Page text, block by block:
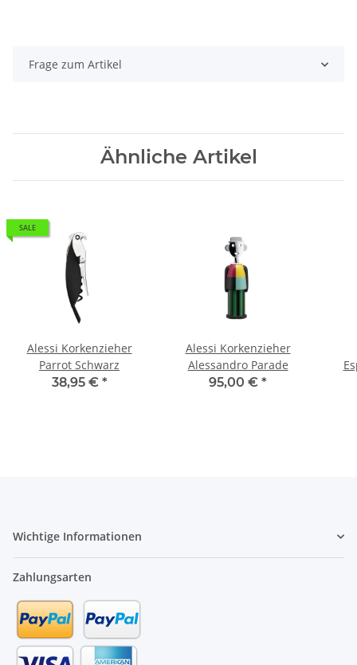
Frage zum Artikel
Ähnliche Artikel
SALE
Alessi Korkenzieher
Parrot Schwarz
38,95 € *
Alessi Korkenzieher
Alessandro Parade
95,00 € *
Wichtige Informationen
Zahlungsarten